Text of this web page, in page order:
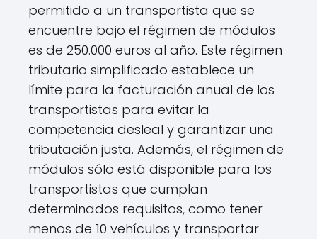
permitido a un transportista que se
encuentre bajo el régimen de módulos
es de 250.000 euros al año. Este régimen
tributario simplificado establece un
límite para la facturación anual de los
transportistas para evitar la
competencia desleal y garantizar una
tributación justa. Además, el régimen de
módulos sólo está disponible para los
transportistas que cumplan
determinados requisitos, como tener
menos de 10 vehículos y transportar